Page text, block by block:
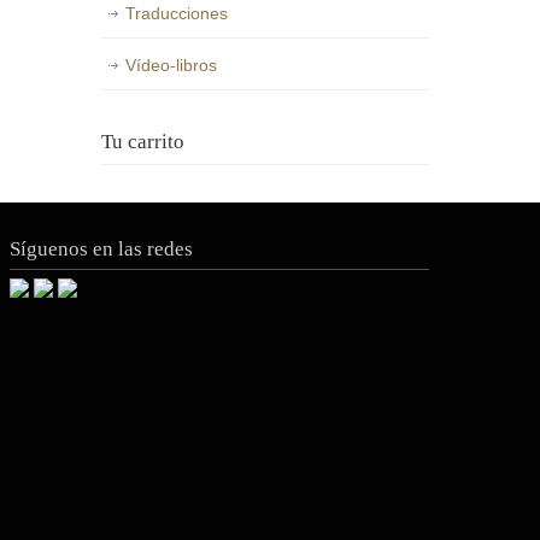
Traducciones
Vídeo-libros
Tu carrito
Síguenos en las redes